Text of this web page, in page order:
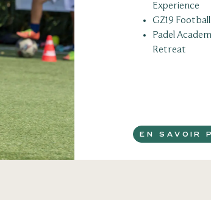
Experience
GZ19
Padel
Retreat
EN SAVOIR